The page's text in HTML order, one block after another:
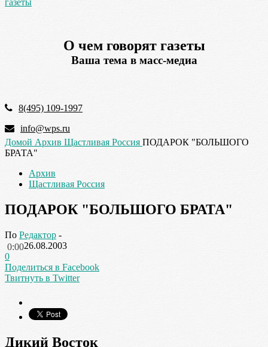
газеты
О чем говорят газеты
Ваша тема в масс-медиа
8(495) 109-1997
info@wps.ru
Домой Архив Щастливая Россия ПОДАРОК "БОЛЬШОГО
БРАТА"
Архив
Щастливая Россия
ПОДАРОК "БОЛЬШОГО БРАТА"
По Редактор -
26.08.2003
0:00
0
Поделиться в Facebook
Твитнуть в Twitter
Дикий Восток